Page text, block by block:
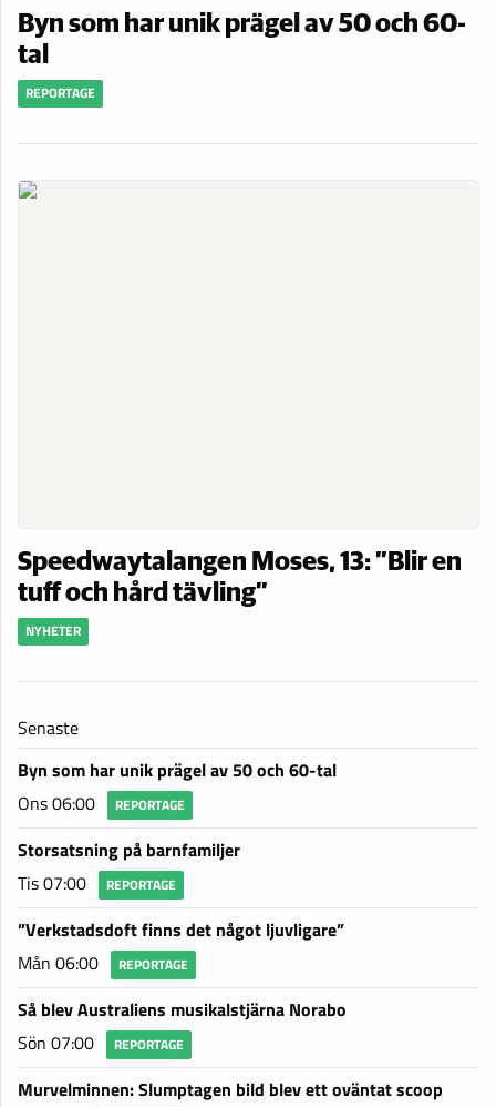
Byn som har unik prägel av 50 och 60-
tal
REPORTAGE
Speedwaytalangen Moses, 13: ”Blir en
tuff och hård tävling”
NYHETER
Senaste
Byn som har unik prägel av 50 och 60-tal
Ons 06:00
REPORTAGE
Storsatsning på barnfamiljer
Tis 07:00
REPORTAGE
”Verkstadsdoft finns det något ljuvligare”
Mån 06:00
REPORTAGE
Så blev Australiens musikalstjärna Norabo
Sön 07:00
REPORTAGE
Murvelminnen: Slumptagen bild blev ett oväntat scoop